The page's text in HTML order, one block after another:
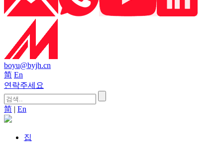
boyu@byjh.cn
简 En
연락주세요
简 | En
집